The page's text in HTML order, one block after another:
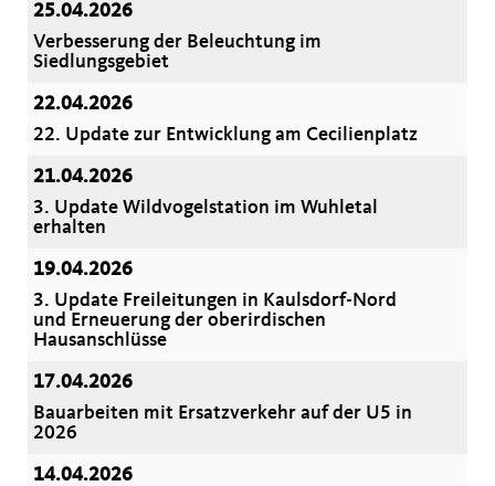
25.04.2026
Verbesserung der Beleuchtung im
Siedlungsgebiet
22.04.2026
22. Update zur Entwicklung am Cecilienplatz
21.04.2026
3. Update Wildvogelstation im Wuhletal
erhalten
19.04.2026
3. Update Freileitungen in Kaulsdorf-Nord
und Erneuerung der oberirdischen
Hausanschlüsse
17.04.2026
Bauarbeiten mit Ersatzverkehr auf der U5 in
2026
14.04.2026